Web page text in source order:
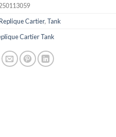
Cartier, Tank
Cartier Tank